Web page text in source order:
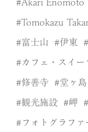
Tomokazu
富士山 伊東
カフェ・スイー
修善寺 堂ヶ島
観光施設 岬
フォトグラファ